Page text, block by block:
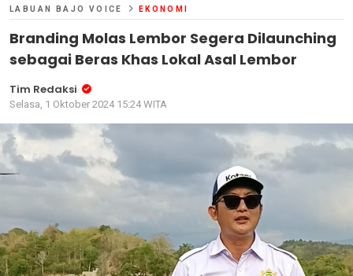
LABUAN BAJO VOICE EKONOMI
Branding Molas Lembor Segera Dilaunching
sebagai Beras Khas Lokal Asal Lembor
Tim Redaksi
Selasa, 1 Oktober 2024 15:24 WITA